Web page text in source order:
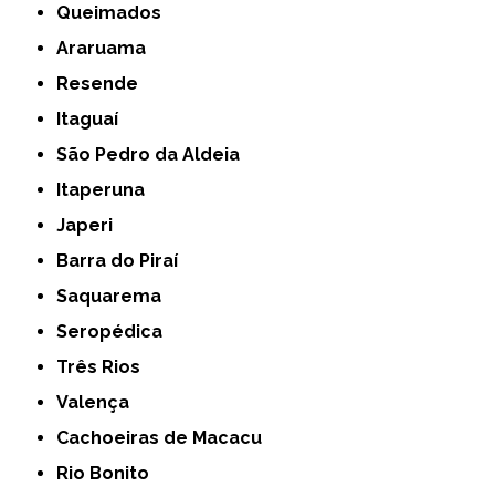
Queimados
Araruama
Resende
Itaguaí
São Pedro da Aldeia
Itaperuna
Japeri
Barra do Piraí
Saquarema
Seropédica
Três Rios
Valença
Cachoeiras de Macacu
Rio Bonito